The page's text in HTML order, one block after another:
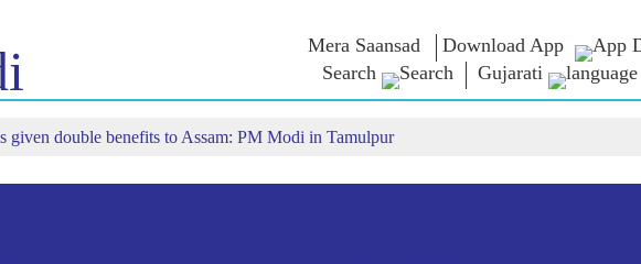
Mera Saansad Download App
Search
Gujarati
સુશાસન શ્રેણીઓ
given double benefits to Assam: PM Modi in Tamulpur